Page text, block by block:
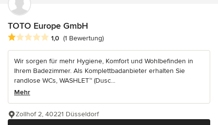
TOTO Europe GmbH
Durchschnittliche Bewertung: 1 von 5 Sternen
1,0 (1 Bewertung)
Wir sorgen für mehr Hygiene, Komfort und Wohlbefinden in
Ihrem Badezimmer. Als Komplettbadanbieter erhalten Sie
randlose WCs, WASHLET™ (Dusc...
Mehr
Zollhof 2, 40221 Düsseldorf